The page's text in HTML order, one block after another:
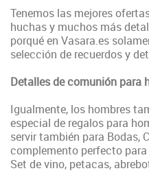
Tenemos las mejores
huchas y muchos más
porqué en Vasara.es
selección de recuerdos y
Detalles de comunión para
Igualmente, los hombres
especial de regalos para
servir también para Bodas,
complemento perfecto
Set de vino, petacas,